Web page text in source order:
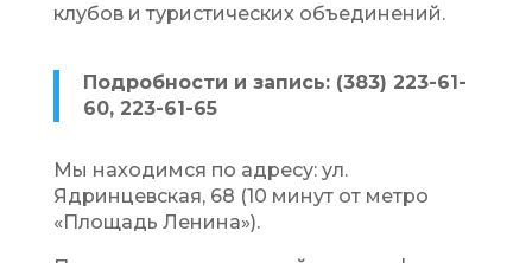
клубов и туристических объединений.
Подробности и запись: (383) 223-61-
60, 223-61-65
Мы находимся по адресу: ул.
Ядринцевская, 68 (10 минут от метро
«Площадь Ленина»).